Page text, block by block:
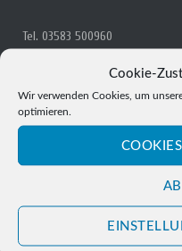
Cookie-
Wir verwenden Cookies, um
optimieren.
Tel. 03583 500960
zittau@pfarrei-bddmei.de
Öffnungszeiten
Dienstag: 13 – 16.30 Uhr
GEMEINDEBÜRO OSTRITZ